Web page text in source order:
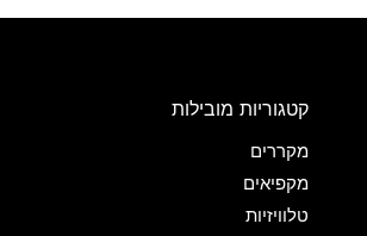
קטגוריות מובילות
מקררים
מקפיאים
טלוויזיות